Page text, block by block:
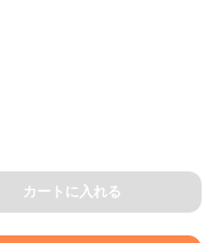
カートに入れる